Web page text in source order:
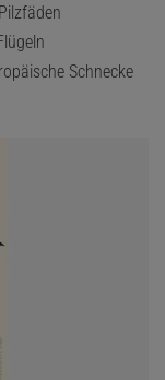
Schnecke